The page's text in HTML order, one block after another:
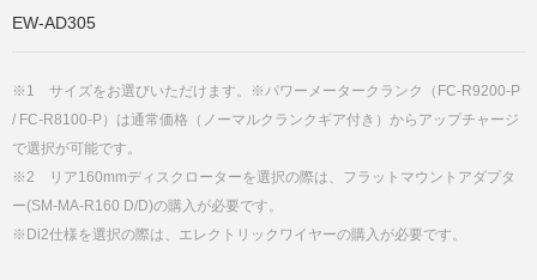
EW-AD305
※1 サイズをお選びいただけます。※パワーメータークランク（FC-R9200-P
/ FC-R8100-P）は通常価格（ノーマルクランクギア付き）からアップチャージ
で選択が可能です。
※2 リア160mmディスクローターを選択の際は、フラットマウントアダプタ
ー(SM-MA-R160 D/D)の購入が必要です。
※Di2仕様を選択の際は、エレクトリックワイヤーの購入が必要です。